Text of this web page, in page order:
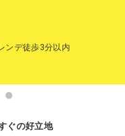
ンデ徒歩3分以内
ぐの好立地